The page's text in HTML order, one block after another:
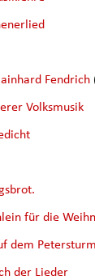
Fendrich
Volksmusik
für die
dem Petersturm
der Lieder